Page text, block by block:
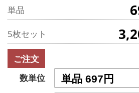
単品
5枚セット
ご注文
数単位